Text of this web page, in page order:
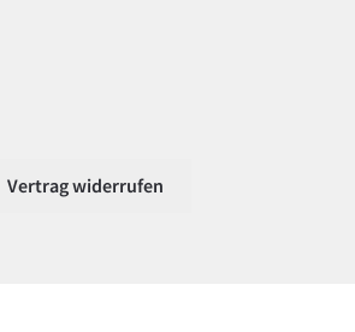
Vertrag widerrufen